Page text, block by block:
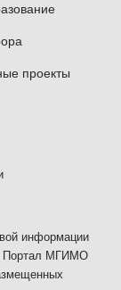
проекты
информации
Портал МГИМО